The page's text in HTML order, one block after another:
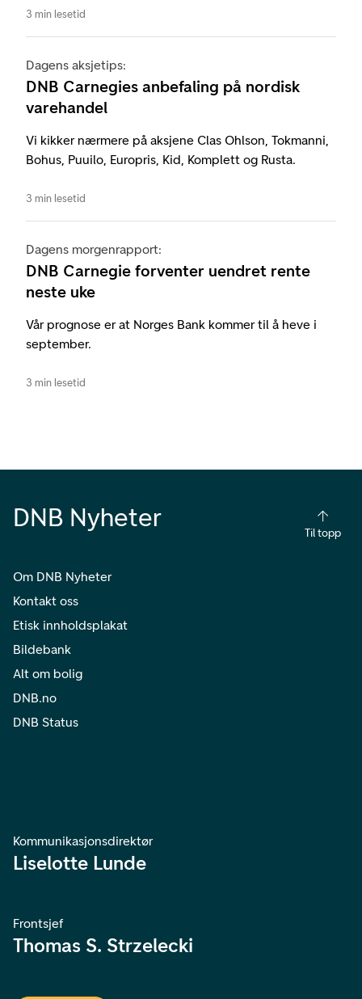
3 min lesetid
Dagens aksjetips:
DNB Carnegies anbefaling på nordisk
varehandel
Vi kikker nærmere på aksjene Clas Ohlson, Tokmanni,
Bohus, Puuilo, Europris, Kid, Komplett og Rusta.
3 min lesetid
Dagens morgenrapport:
DNB Carnegie forventer uendret rente
neste uke
Vår prognose er at Norges Bank kommer til å heve i
september.
3 min lesetid
DNB Nyheter
Til topp
Om DNB Nyheter
Kontakt oss
Etisk innholdsplakat
Bildebank
Alt om bolig
DNB.no
DNB Status
Kommunikasjonsdirektør
Liselotte Lunde
Frontsjef
Thomas S. Strzelecki